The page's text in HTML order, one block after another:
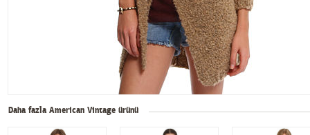
Daha fazla American Vintage ürünü